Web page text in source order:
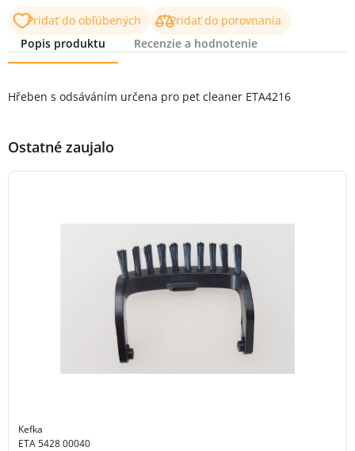
Pridať do obľúbených
Pridať do porovnania
Popis produktu
Recenzie a hodnotenie
Hřeben s odsáváním určena pro pet cleaner ETA4216
Ostatné zaujalo
Kefka
ETA 5428 00040